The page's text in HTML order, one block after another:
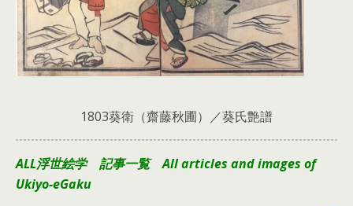
1803葵衛（齋藤秋圃）／葵氏艶譜
ALL浮世絵学 記事一覧 All articles and images of
Ukiyo-eGaku